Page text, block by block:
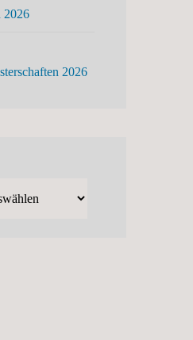
2026
2026